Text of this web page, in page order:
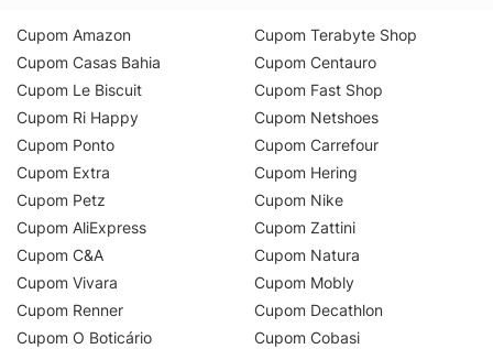
Cupom Amazon
Cupom Casas Bahia
Cupom Le Biscuit
Cupom Ri Happy
Cupom Ponto
Cupom Extra
Cupom Petz
Cupom AliExpress
Cupom C&A
Cupom Vivara
Cupom Renner
Cupom O Boticário
Cupom Terabyte Shop
Cupom Centauro
Cupom Fast Shop
Cupom Netshoes
Cupom Carrefour
Cupom Hering
Cupom Nike
Cupom Zattini
Cupom Natura
Cupom Mobly
Cupom Decathlon
Cupom Cobasi